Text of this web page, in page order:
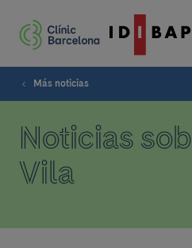
Más noticias
Noticias
Vila